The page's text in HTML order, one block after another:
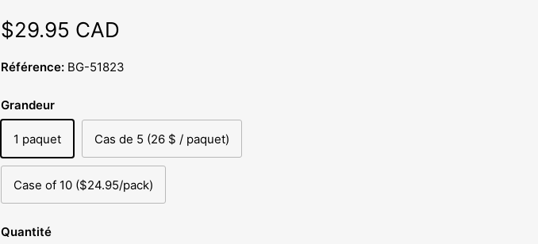
Prix habituel
$29.95 CAD
Référence: BG-51823
Grandeur
1 paquet Cas de 5 (26 $ / paquet)
Case of 10 ($24.95/pack)
Quantité